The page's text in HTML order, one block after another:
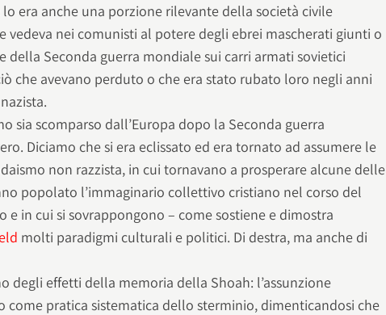
era anche una porzione rilevante della società civile
vedeva nei comunisti al potere degli ebrei mascherati giunti o
della Seconda guerra mondiale sui carri armati sovietici
che avevano perduto o che era stato rubato loro negli anni
sia scomparso dall’Europa dopo la Seconda guerra
Diciamo che si era eclissato ed era tornato ad assumere le
non razzista, in cui tornavano a prosperare alcune delle
popolato l’immaginario collettivo cristiano nel corso del
e in cui si sovrappongono – come sostiene e dimostra
molti paradigmi culturali e politici. Di destra, ma anche di
degli effetti della memoria della Shoah: l’assunzione
come pratica sistematica dello sterminio, dimenticandosi che